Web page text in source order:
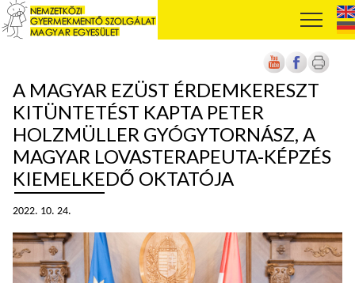
A MAGYAR EZÜST ÉRDEMKERESZT
KITÜNTETÉST KAPTA PETER
HOLZMÜLLER GYÓGYTORNÁSZ, A
MAGYAR LOVASTERAPEUTA-KÉPZÉS
KIEMELKEDŐ OKTATÓJA
2022. 10. 24.